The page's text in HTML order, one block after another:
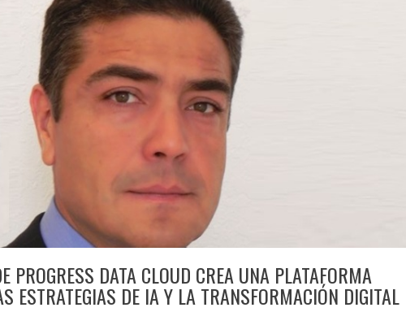
PROGRESS DATA CLOUD CREA UNA PLATAFORMA
ESTRATEGIAS DE IA Y LA TRANSFORMACIÓN DIGITAL